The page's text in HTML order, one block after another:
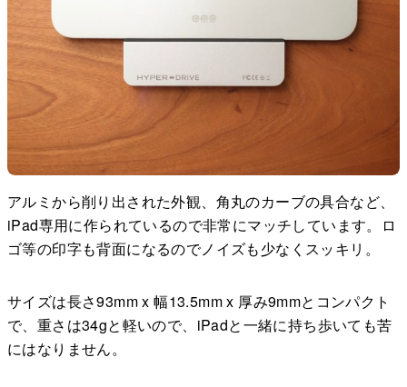
アルミから削り出された外観、角丸のカーブの具合など、
iPad専用に作られているので非常にマッチしています。ロ
ゴ等の印字も背面になるのでノイズも少なくスッキリ。
サイズは長さ93mm x 幅13.5mm x 厚み9mmとコンパクト
で、重さは34gと軽いので、iPadと一緒に持ち歩いても苦
にはなりません。